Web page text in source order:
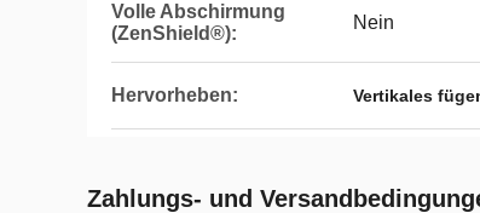
Volle Abschirmung
(ZenShield®):
Nein
Hervorheben: Vertikales
Zahlungs- und